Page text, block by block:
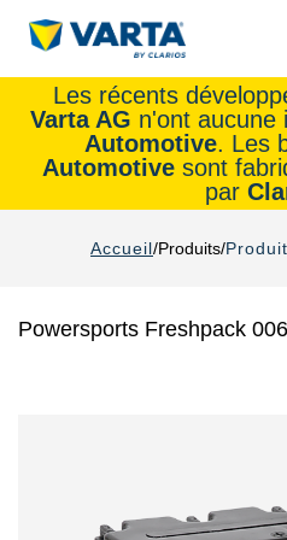
Les récents
Varta AG n'ont aucune
Automotive. Les
Automotive sont
par
Accueil Produits Produit
Powersports Freshpack